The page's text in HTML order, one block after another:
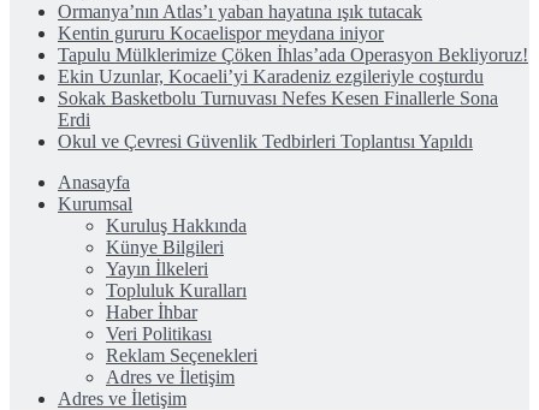
Ormanya’nın Atlas’ı yaban hayatına ışık tutacak
Kentin gururu Kocaelispor meydana iniyor
Tapulu Mülklerimize Çöken İhlas’ada Operasyon Bekliyoruz!
Ekin Uzunlar, Kocaeli’yi Karadeniz ezgileriyle coşturdu
Sokak Basketbolu Turnuvası Nefes Kesen Finallerle Sona
Erdi
Okul ve Çevresi Güvenlik Tedbirleri Toplantısı Yapıldı
Anasayfa
Kurumsal
Kuruluş Hakkında
Künye Bilgileri
Yayın İlkeleri
Topluluk Kuralları
Haber İhbar
Veri Politikası
Reklam Seçenekleri
Adres ve İletişim
Adres ve İletişim